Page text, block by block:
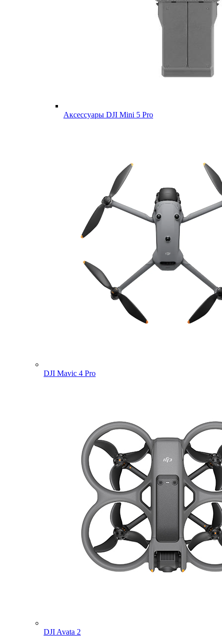
Аксессуары DJI Mini 5 Pro
DJI Mavic 4 Pro
DJI Avata 2